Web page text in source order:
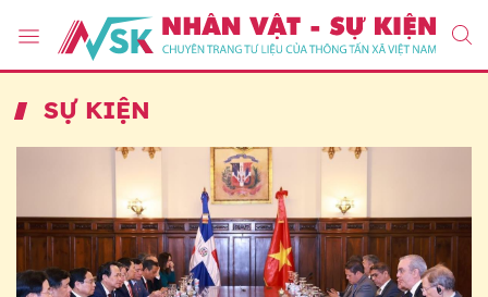
SỰ KIỆN